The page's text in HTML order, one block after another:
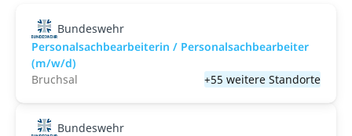
Bundeswehr
Personalsachbearbeiterin / Personalsachbearbeiter
(m/w/d)
Bruchsal
+55 weitere Standorte
Bundeswehr